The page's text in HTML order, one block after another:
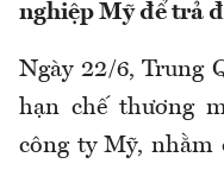
nghiệp Mỹ để trả
Ngày 22/6, Trung
hạn chế thương
công ty Mỹ, nhằm